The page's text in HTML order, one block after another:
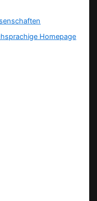
Homepage